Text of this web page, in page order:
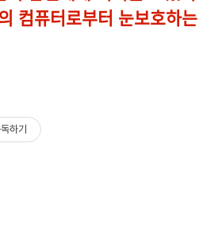
컴퓨터로부터 눈보호하는
하기